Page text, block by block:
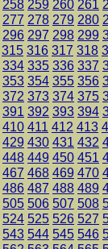
258 259 260 261
277 278 279 280
296 297 298 299
315 316 317 318
334 335 336 337
353 354 355 356
372 373 374 375
391 392 393 394
410 411 412 413
429 430 431 432
448 449 450 451
467 468 469 470
486 487 488 489
505 506 507 508
524 525 526 527
543 544 545 546